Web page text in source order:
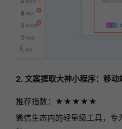
2. 文案提取大神小程序：移动
推荐指数：★★★★ ★
微信生态内的轻量级工具，专